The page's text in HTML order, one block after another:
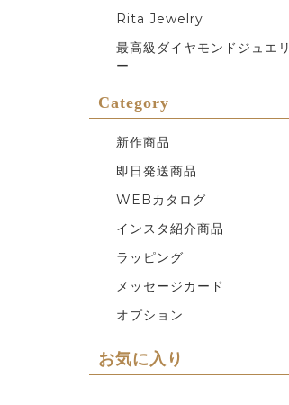
Rita Jewelry
最高級ダイヤモンドジュエリ
ー
Category
新作商品
即日発送商品
WEBカタログ
インスタ紹介商品
ラッピング
メッセージカード
オプション
お気に入り